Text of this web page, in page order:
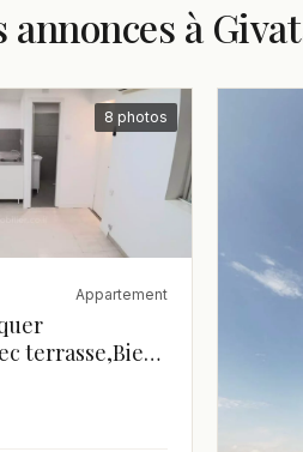
annonces à
8 photos
Appartement
terrasse,Bien